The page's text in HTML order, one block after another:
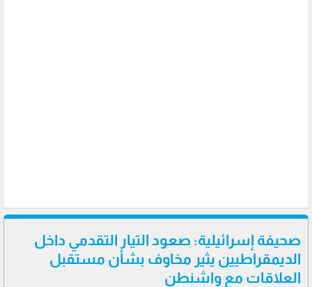
صحيفة إسرائيلية: صعود التيار التقدمي داخل
الديمقراطيين يثير مخاوف بشأن مستقبل
العلاقات مع واشنطن